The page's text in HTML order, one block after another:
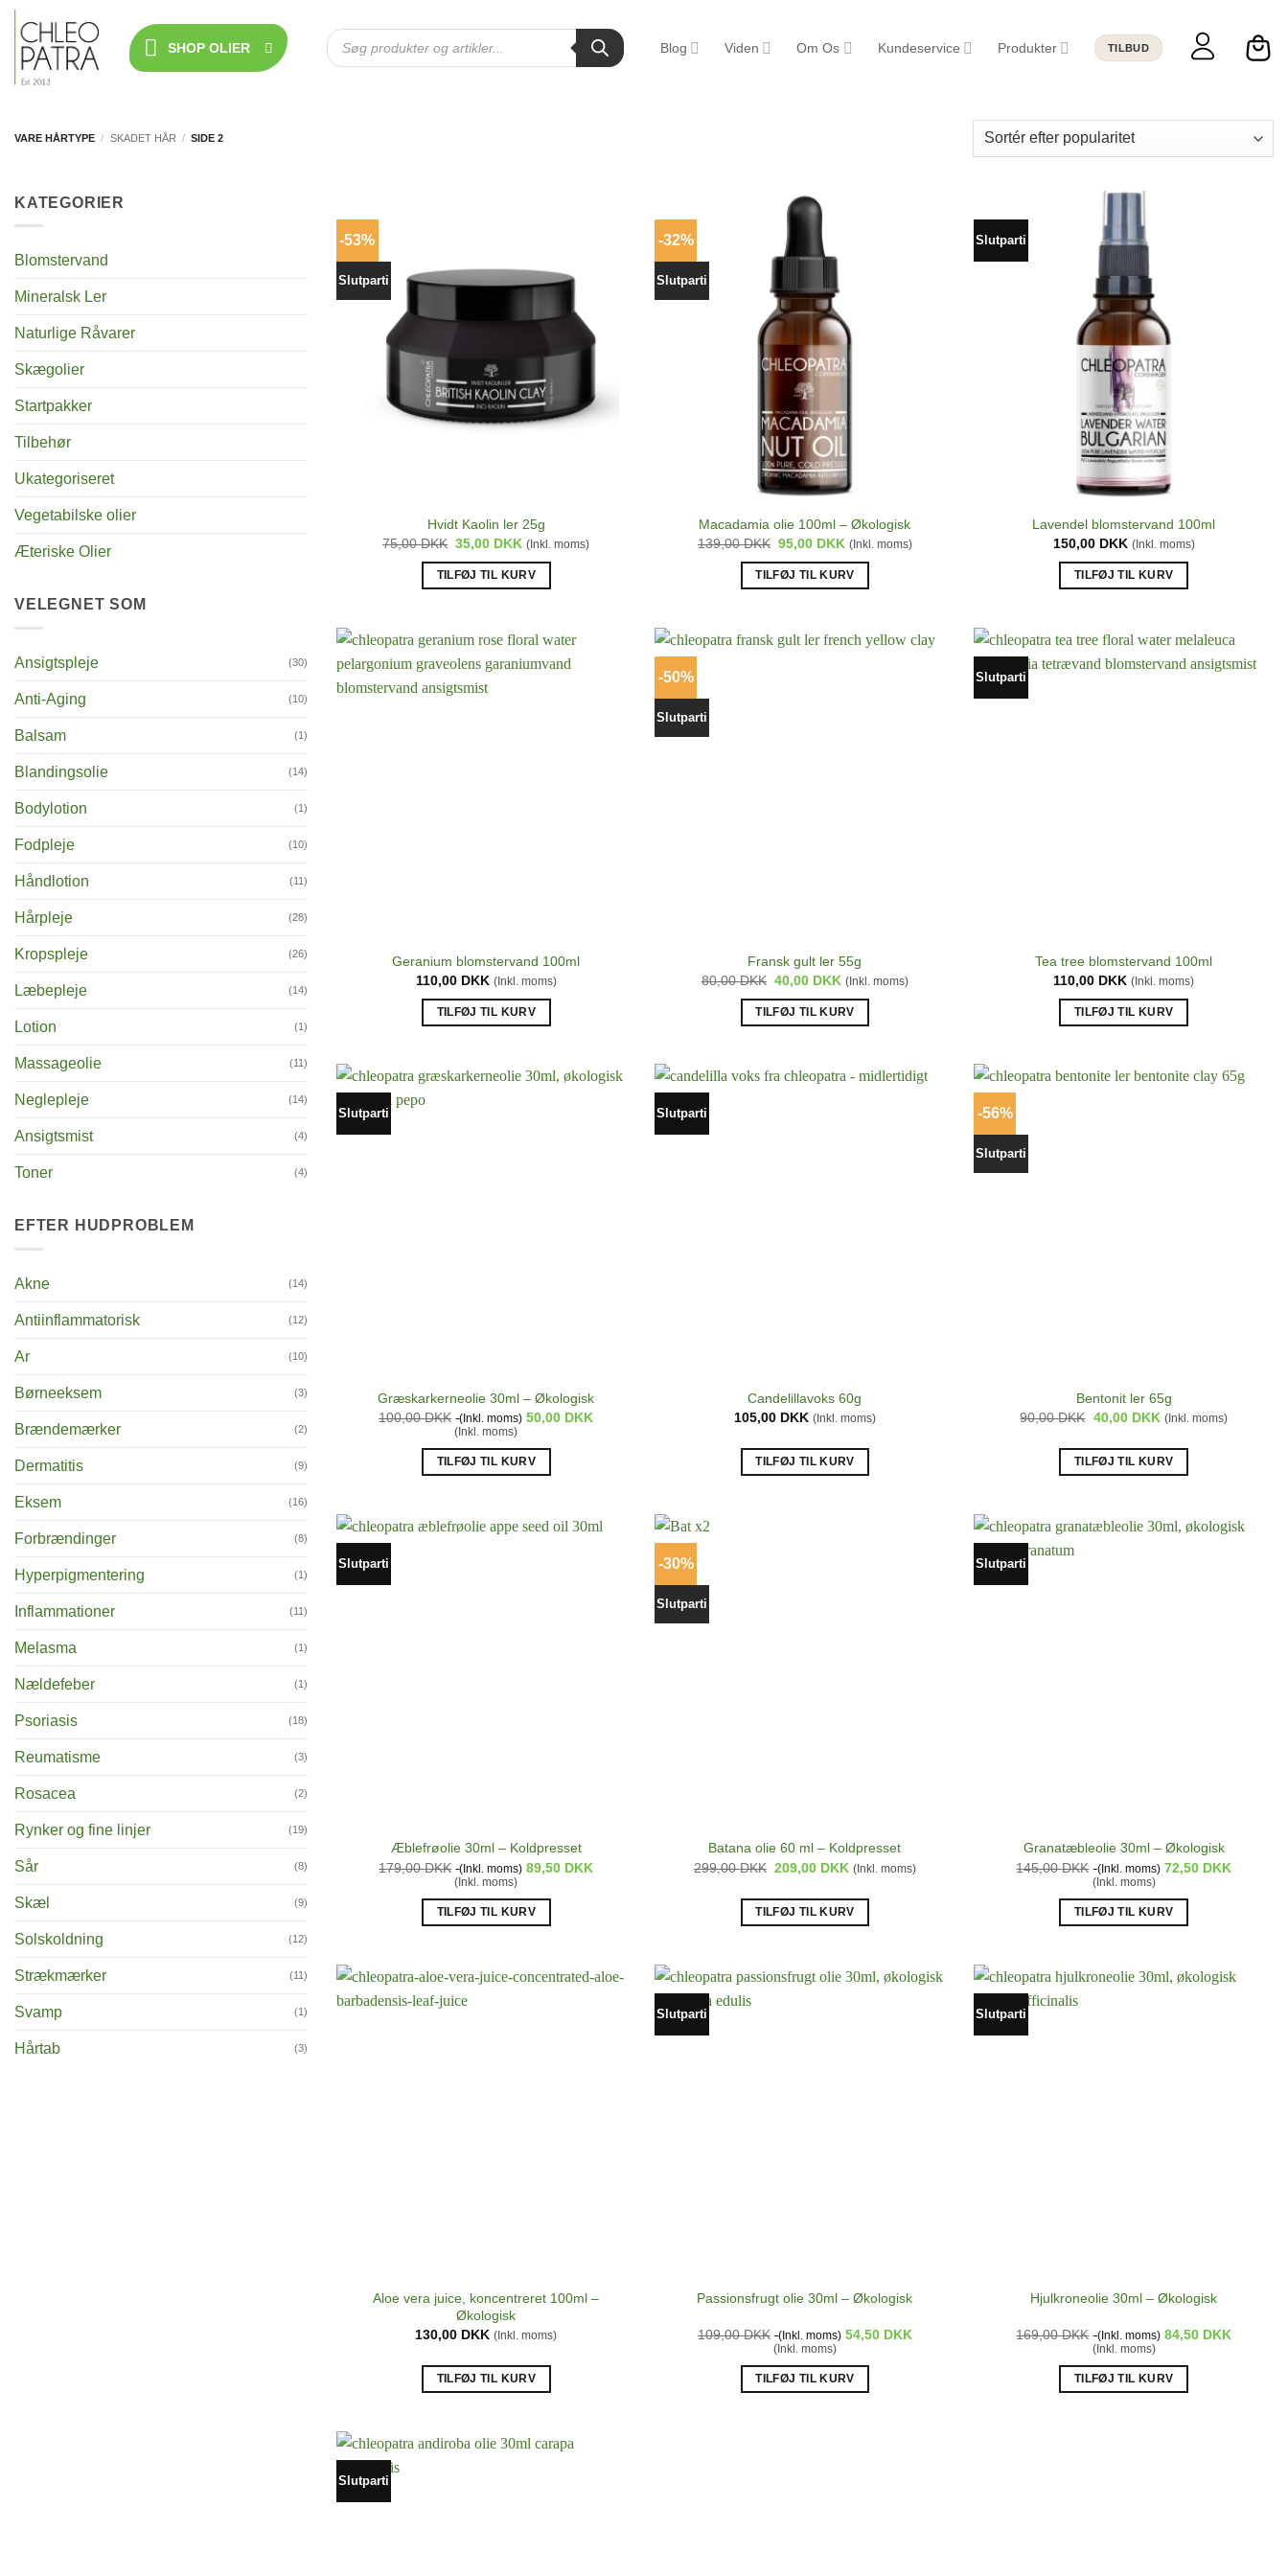
Fortsæt
indhold
SHOP OLIER
Products
search
Blog Viden Om Os Kundeservice Produkter TILBUD
VARE HÅRTYPE / SKADET HÅR / SIDE 2
KATEGORIER
Blomstervand
Mineralsk Ler
Naturlige Råvarer
Skægolier
Startpakker
Tilbehør
Ukategoriseret
Vegetabilske olier
Æteriske Olier
VELEGNET SOM
Ansigtspleje (30)
Anti-Aging (10)
Balsam (1)
Blandingsolie (14)
Bodylotion (1)
Fodpleje (10)
Håndlotion (11)
Hårpleje (28)
Kropspleje (26)
Læbepleje (14)
Lotion (1)
Massageolie (11)
Neglepleje (14)
Ansigtsmist (4)
Toner (4)
EFTER HUDPROBLEM
Akne (14)
Antiinflammatorisk (12)
Ar (10)
Børneeksem (3)
Brændemærker (2)
Dermatitis (9)
Eksem (16)
Forbrændinger (8)
Hyperpigmentering (1)
Inflammationer (11)
Melasma (1)
Nældefeber (1)
Psoriasis (18)
Reumatisme (3)
Rosacea (2)
Rynker og fine linjer (19)
Sår (8)
Skæl (9)
Solskoldning (12)
Strækmærker (11)
Svamp (1)
Hårtab (3)
-53%
Slutparti
Hvidt Kaolin ler 25g
75,00DKK Den
pris
var:
35,00 DKKDen
pris
er:
(Inkl. moms)
TILFØJ TIL KURV
-32%
Slutparti
Macadamia olie 100ml – Økologisk
139,00DKK Den
pris
var:
95,00 DKKDen
pris
er:
(Inkl. moms)
TILFØJ TIL KURV
Slutparti
Lavendel blomstervand 100ml
150,00 DKK (Inkl. moms)
TILFØJ TIL KURV
Geranium blomstervand 100ml
110,00 DKK (Inkl. moms)
TILFØJ TIL KURV
-50%
Slutparti
Fransk gult ler 55g
80,00DKK Den
pris
var:
40,00 DKKDen
pris
er:
(Inkl. moms)
TILFØJ TIL KURV
Slutparti
Tea tree blomstervand 100ml
110,00 DKK (Inkl. moms)
TILFØJ TIL KURV
Slutparti
Græskarkerneolie 30ml – Økologisk
100,00DKK (Inkl. moms) 50,00 DKK
(Inkl. moms)
TILFØJ TIL KURV
Slutparti
Candelillavoks 60g
105,00 DKK (Inkl. moms)
TILFØJ TIL KURV
-56%
Slutparti
Bentonit ler 65g
90,00DKK Den
var:
90,00 DKK.
40,00 DKKDen
er:
40,00 DKK.
(Inkl. moms)
TILFØJ TIL KURV
Slutparti
Æblefrøolie 30ml – Koldpresset
179,00DKK (Inkl. moms) 89,50 DKK
(Inkl. moms)
TILFØJ TIL KURV
-30%
Slutparti
Batana olie 60 ml – Koldpresset
299,00DKK Den
var:
299,00 DKK.
209,00 DKKDen
er:
209,00 DKK.
(Inkl. moms)
TILFØJ TIL KURV
Slutparti
Granatæbleolie 30ml – Økologisk
145,00DKK (Inkl. moms) 72,50 DKK
(Inkl. moms)
TILFØJ TIL KURV
Aloe vera juice, koncentreret 100ml –
Økologisk
130,00 DKK (Inkl. moms)
TILFØJ TIL KURV
Slutparti
Passionsfrugt olie 30ml – Økologisk
109,00DKK (Inkl. moms) 54,50 DKK
(Inkl. moms)
TILFØJ TIL KURV
Slutparti
Hjulkroneolie 30ml – Økologisk
169,00DKK (Inkl. moms) 84,50 DKK
(Inkl. moms)
TILFØJ TIL KURV
Slutparti